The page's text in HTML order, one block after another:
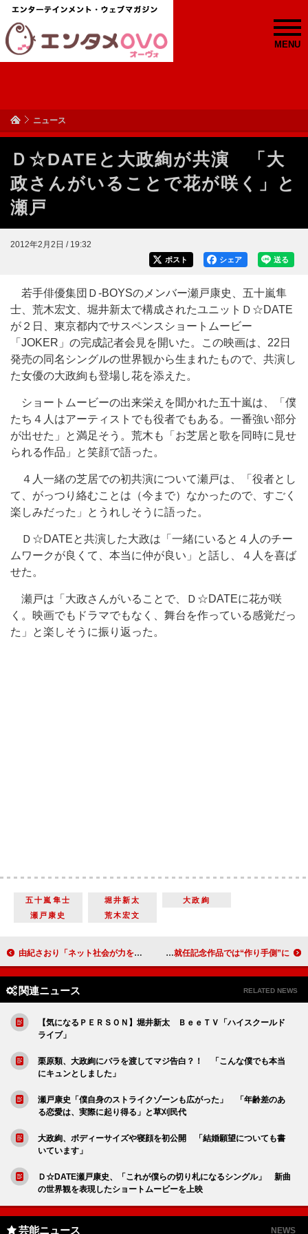
MENU
ニュース
Ｄ☆DATEと大政絢が共演 「大
政さんがいることで花が咲く」と
瀬戸
2012年2月2日 / 19:32
送る
シェア
ポスト
若手俳優集団Ｄ-BOYSのメンバー瀬戸康史、五十嵐隼
士、荒木宏文、堀井新太で構成されたユニットＤ☆DATE
が２日、東京都内でサスペンスショートムービー
「JOKER」の完成記者会見を開いた。この映画は、22日
発売の同名シングルの世界観から生まれたもので、共演し
た女優の大政絢も登場し花を添えた。
ショートムービーの出来栄えを聞かれた五十嵐は、「僕
たち４人はアーティストでも役者でもある。一番強い部分
が出せた」と満足そう。荒木も「お芝居と歌を同時に見せ
られる作品」と笑顔で語った。
４人一緒の芝居での初共演について瀬戸は、「役者とし
て、がっつり絡むことは（今まで）なかったので、すごく
楽しみだった」とうれしそうに語った。
Ｄ☆DATEと共演した大政は「一緒にいると４人のチー
ムワークが良くて、本当に仲が良い」と話し、４人を喜ば
せた。
瀬戸は「大政さんがいることで、Ｄ☆DATEに花が咲
く。映画でもドラマでもなく、舞台を作っている感覚だっ
た」と楽しそうに振り返った。
五十嵐隼士 堀井新太
大政絢
瀬戸康史
荒木宏文
由紀さおり「ネット社会が力を貸してくれた」 五木ひろし、由紀の活躍を絶賛 熊川哲也、恋愛質問をうまくかわす 芸術監督就任記念作品では“作り手側”に
関連ニュース RELATED NEWS
【気になるＰＥＲＳＯＮ】堀井新太 ＢｅｅＴＶ「ハイスクールド
ライブ」
栗原類、大政絢にバラを渡してマジ告白？！ 「こんな僕でも本当
にキュンとしました」
瀬戸康史「僕自身のストライクゾーンも広がった」 「年齢差のあ
る恋愛は、実際に起り得る」と草刈民代
大政絢、ボディーサイズや寝顔を初公開 「結婚願望についても書
いています」
Ｄ☆DATE瀬戸康史、「これが僕らの切り札になるシングル」 新曲
の世界観を表現したショートムービーを上映
芸能ニュース NEWS